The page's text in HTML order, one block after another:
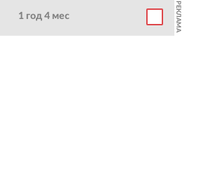
1 год 4 мес РЕКЛАМА